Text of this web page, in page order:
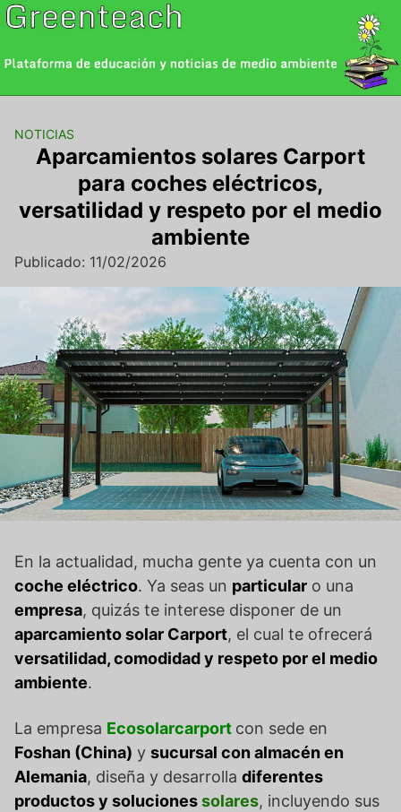
Saltar
al
NOTICIAS
Aparcamientos solares Carport
para coches eléctricos,
versatilidad y respeto por el medio
ambiente
Publicado: 11/02/2026
En la actualidad, mucha gente ya cuenta con un
coche eléctrico. Ya seas un particular o una
empresa, quizás te interese disponer de un
aparcamiento solar Carport, el cual te ofrecerá
versatilidad, comodidad y respeto por el medio
ambiente.
La empresa Ecosolarcarport con sede en
Foshan (China) y sucursal con almacén en
Alemania, diseña y desarrolla diferentes
productos y solucionessolares, incluyendo sus